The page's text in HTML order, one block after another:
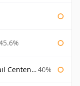
Reserve 40%